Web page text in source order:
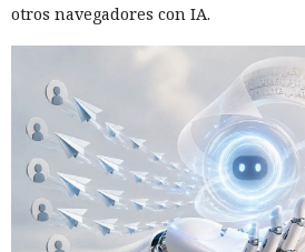
otros navegadores con IA.